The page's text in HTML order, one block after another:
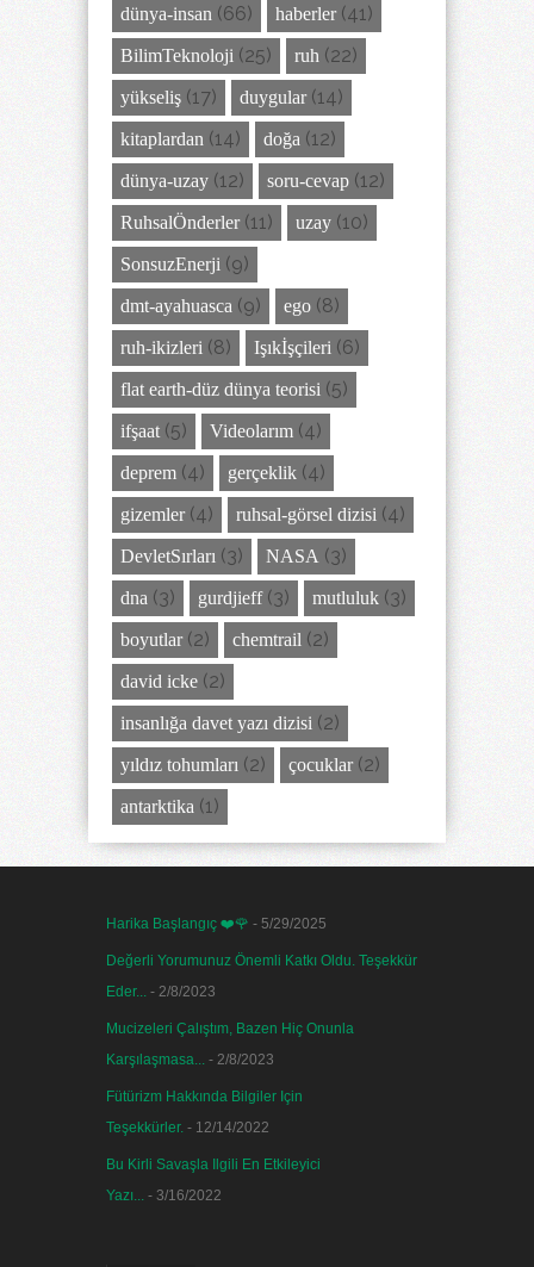
dünya-insan (66) haberler (41)
BilimTeknoloji (25) ruh (22)
yükseliş (17) duygular (14)
kitaplardan (14) doğa (12)
dünya-uzay (12) soru-cevap (12)
RuhsalÖnderler (11) uzay (10)
SonsuzEnerji (9)
dmt-ayahuasca (9) ego (8)
ruh-ikizleri (8) Işıkİşçileri (6)
flat earth-düz dünya teorisi (5)
ifşaat (5) Videolarım (4)
deprem (4) gerçeklik (4)
gizemler (4) ruhsal-görsel dizisi (4)
DevletSırları (3) NASA (3)
dna (3) gurdjieff (3) mutluluk (3)
boyutlar (2) chemtrail (2)
david icke (2)
insanlığa davet yazı dizisi (2)
yıldız tohumları (2) çocuklar (2)
antarktika (1)
Harika Başlangıç ❤️🌹 - 5/29/2025
Değerli Yorumunuz Önemli Katkı Oldu. Teşekkür
Eder... - 2/8/2023
Mucizeleri Çalıştım, Bazen Hiç Onunla
Karşılaşmasa... - 2/8/2023
Fütürizm Hakkında Bilgiler Için
Teşekkürler. - 12/14/2022
Bu Kirli Savaşla Ilgili En Etkileyici
Yazı... - 3/16/2022